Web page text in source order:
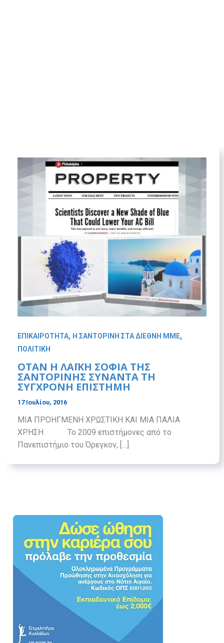
ΕΠΙΚΑΙΡΟΤΗΤΑ, Η ΣΑΝΤΟΡΙΝΗ ΣΤΑ ΔΙΕΘΝΗ ΜΜΕ,
ΠΟΛΙΤΙΚΗ
ΟΤΑΝ Η ΛΑΪΚΗ ΣΟΦΙΑ ΤΗΣ
ΣΑΝΤΟΡΙΝΗΣ ΣΥΝΑΝΤΑ ΤΗ
ΣΥΓΧΡΟΝΗ ΕΠΙΣΤΗΜΗ
17 Ιουλίου, 2016
ΜΙΑ ΠΡΟΗΓΜΕΝΗ ΧΡΩΣΤΙΚΗ ΚΑΙ ΜΙΑ ΠΑΛΙΑ
ΧΡΗΣΗ Το 2009 επιστήμονες από το
Πανεπιστήμιο του Όρεγκον, […]